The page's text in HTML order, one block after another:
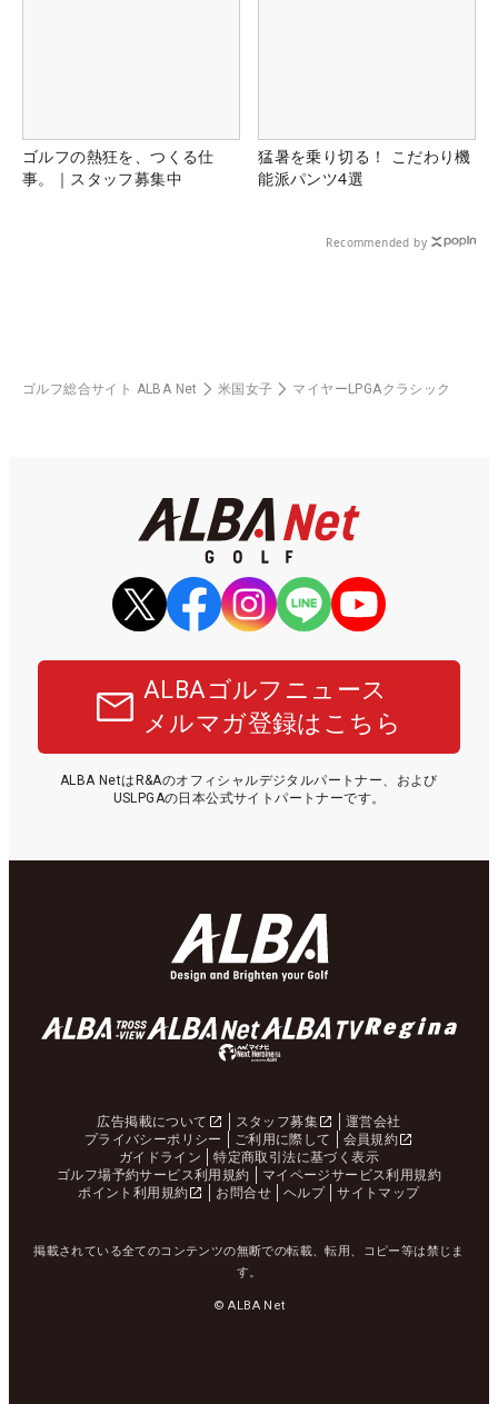
ゴルフの熱狂を、つくる仕
事。｜スタッフ募集中
猛暑を乗り切る！ こだわり機
能派パンツ4選
Recommended by
ゴルフ総合サイト ALBA Net 米国女子 マイヤーLPGAクラシック
ALBAゴルフニュース
メルマガ登録はこちら
ALBA NetはR&Aのオフィシャルデジタルパートナー、および
USLPGAの日本公式サイトパートナーです。
広告掲載について スタッフ募集
運営会社
プライバシーポリシー
ご利用に際して
会員規約
ガイドライン
特定商取引法に基づく表示
ゴルフ場予約サービス利用規約
マイページサービス利用規約
ポイント利用規約
お問合せ ヘルプ サイトマップ
掲載されている全てのコンテンツの無断での転載、転用、コピー等は禁じま
す。
© ALBA Net